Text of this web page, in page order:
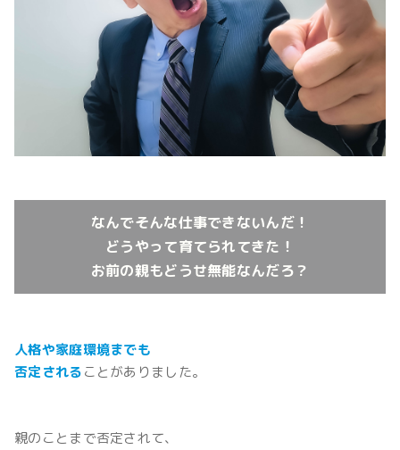
なんでそんな仕事できないんだ！
どうやって育てられてきた！
お前の親もどうせ無能なんだろ？
人格や家庭環境までも
否定されることがありました。
親のことまで否定されて、